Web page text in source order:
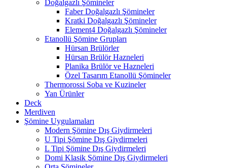
Doğalgazlı Şömineler
Faber Doğalgazlı Şömineler
Kratki Doğalgazlı Şömineler
Element4 Doğalgazlı Şömineler
Etanollü Şömine Grupları
Hürsan Brülörler
Hürsan Brülör Hazneleri
Planika Brülör ve Hazneleri
Özel Tasarım Etanollü Şömineler
Thermorossi Soba ve Kuzineler
Yan Ürünler
Deck
Merdiven
Şömine Uygulamaları
Modern Şömine Dış Giydirmeleri
U Tipi Şömine Dış Giydirmeleri
L Tipi Şömine Dış Giydirmeleri
Domi Klasik Şömine Dış Giydirmeleri